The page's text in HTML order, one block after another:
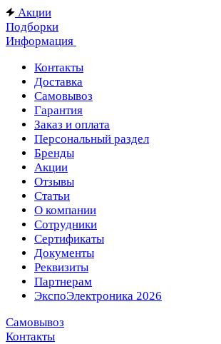
Акции
Подборки
Информация
Контакты
Доставка
Самовывоз
Гарантия
Заказ и оплата
Персональный раздел
Бренды
Акции
Отзывы
Статьи
О компании
Сотрудники
Сертификаты
Документы
Реквизиты
Партнерам
ЭкспоЭлектроника 2026
Самовывоз
Контакты